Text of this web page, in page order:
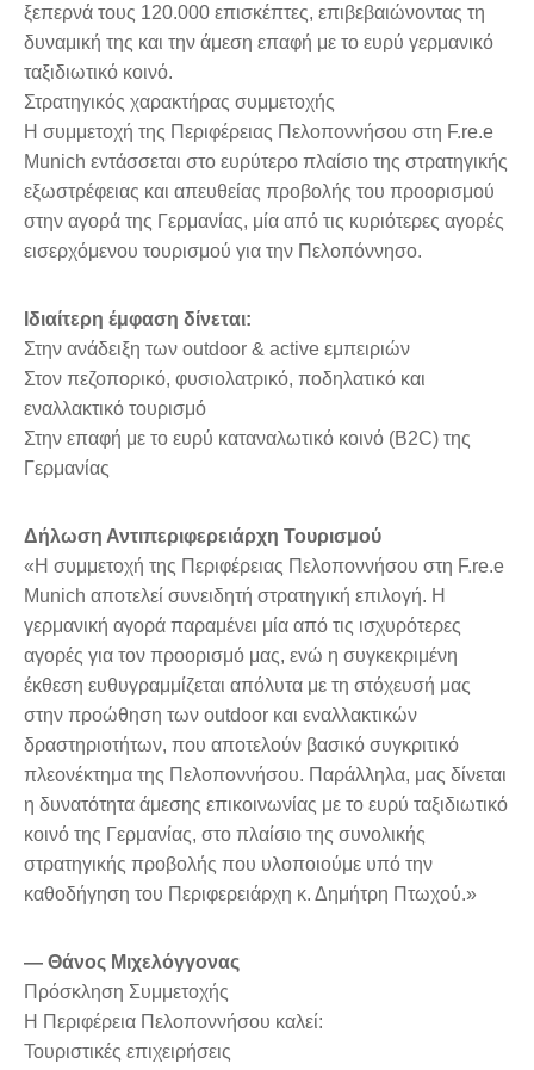
ξεπερνά τους 120.000 επισκέπτες, επιβεβαιώνοντας τη
δυναμική της και την άμεση επαφή με το ευρύ γερμανικό
ταξιδιωτικό κοινό.
Στρατηγικός χαρακτήρας συμμετοχής
Η συμμετοχή της Περιφέρειας Πελοποννήσου στη F.re.e
Munich εντάσσεται στο ευρύτερο πλαίσιο της στρατηγικής
εξωστρέφειας και απευθείας προβολής του προορισμού
στην αγορά της Γερμανίας, μία από τις κυριότερες αγορές
εισερχόμενου τουρισμού για την Πελοπόννησο.
Ιδιαίτερη έμφαση δίνεται:
Στην ανάδειξη των outdoor & active εμπειριών
Στον πεζοπορικό, φυσιολατρικό, ποδηλατικό και
εναλλακτικό τουρισμό
Στην επαφή με το ευρύ καταναλωτικό κοινό (B2C) της
Γερμανίας
Δήλωση Αντιπεριφερειάρχη Τουρισμού
«Η συμμετοχή της Περιφέρειας Πελοποννήσου στη F.re.e
Munich αποτελεί συνειδητή στρατηγική επιλογή. Η
γερμανική αγορά παραμένει μία από τις ισχυρότερες
αγορές για τον προορισμό μας, ενώ η συγκεκριμένη
έκθεση ευθυγραμμίζεται απόλυτα με τη στόχευσή μας
στην προώθηση των outdoor και εναλλακτικών
δραστηριοτήτων, που αποτελούν βασικό συγκριτικό
πλεονέκτημα της Πελοποννήσου. Παράλληλα, μας δίνεται
η δυνατότητα άμεσης επικοινωνίας με το ευρύ ταξιδιωτικό
κοινό της Γερμανίας, στο πλαίσιο της συνολικής
στρατηγικής προβολής που υλοποιούμε υπό την
καθοδήγηση του Περιφερειάρχη κ. Δημήτρη Πτωχού.»
— Θάνος Μιχελόγγονας
Πρόσκληση Συμμετοχής
Η Περιφέρεια Πελοποννήσου καλεί:
Τουριστικές επιχειρήσεις